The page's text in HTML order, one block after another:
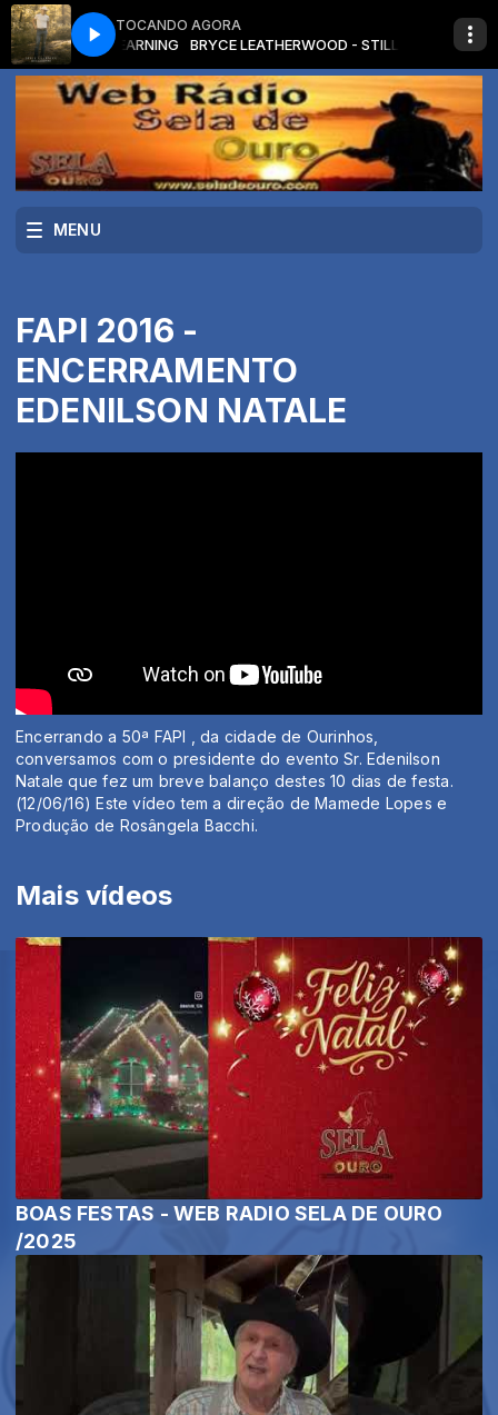
TOCANDO AGORA
- STILL LEARNING BRYCE LEATHERWOOD - STILL LEARNING
MENU
FAPI 2016 -
ENCERRAMENTO
EDENILSON NATALE
Mais vídeos
BOAS FESTAS - WEB RADIO SELA DE OURO
/2025
Encerrando a 50ª FAPI , da cidade de Ourinhos,
conversamos com o presidente do evento Sr. Edenilson
Natale que fez um breve balanço destes 10 dias de festa.
(12/06/16) Este vídeo tem a direção de Mamede Lopes e
Produção de Rosângela Bacchi.